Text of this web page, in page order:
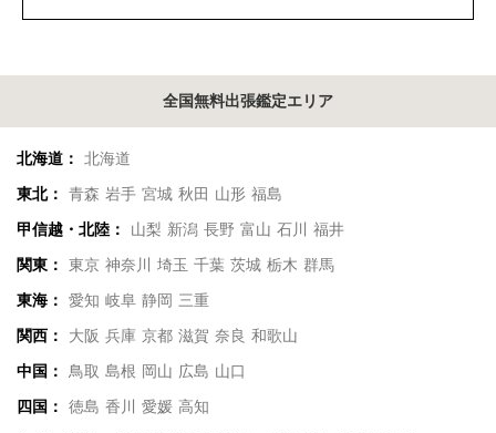
全国無料出張鑑定エリア
北海道：
北海道
東北：
青森 岩手 宮城 秋田 山形 福島
甲信越・北陸：
山梨 新潟 長野 富山 石川
福井
関東：
東京 神奈川 埼玉 千葉 茨城 栃木 群馬
東海：
愛知 岐阜 静岡 三重
関西：
大阪 兵庫 京都 滋賀 奈良 和歌山
中国：
鳥取 島根 岡山 広島 山口
四国：
徳島 香川 愛媛 高知